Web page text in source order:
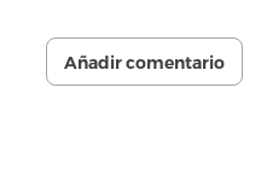
Añadir comentario